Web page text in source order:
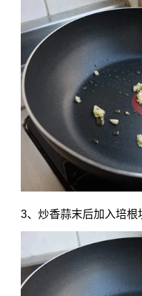
3、炒香蒜末后加入培根